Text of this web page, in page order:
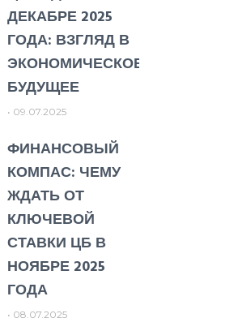
ДЕКАБРЕ 2025
ГОДА: ВЗГЛЯД В
ЭКОНОМИЧЕСКОЕ
БУДУЩЕЕ
09.07.2025
ФИНАНСОВЫЙ
КОМПАС: ЧЕМУ
ЖДАТЬ ОТ
КЛЮЧЕВОЙ
СТАВКИ ЦБ В
НОЯБРЕ 2025
ГОДА
08.07.2025